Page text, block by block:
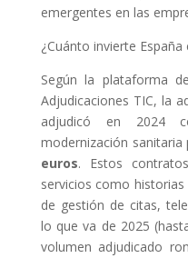
emergentes en las
¿Cuánto invierte
Según la plataforma
Adjudicaciones TIC, la
adjudicó en 2024
modernización sanitaria
euros. Estos
servicios como
de gestión de citas,
lo que va de 2025
volumen adjudicado